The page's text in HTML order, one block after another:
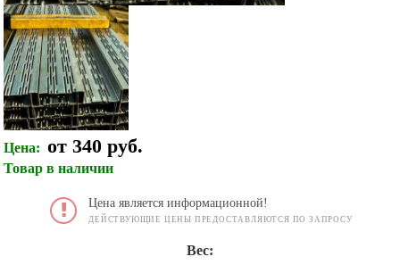
Цена: от 340 руб.
Товар в наличии
Цена является информационной!
ДЕЙСТВУЮЩИЕ ЦЕНЫ ПРЕДОСТАВЛЯЮТСЯ ПО ЗАПРОСУ
Вес: